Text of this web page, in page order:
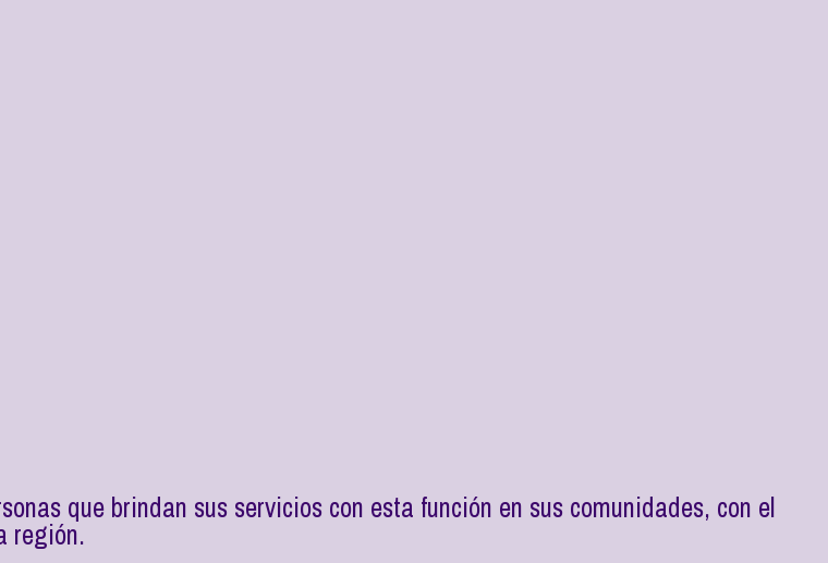
que brindan sus servicios con esta función en sus comunidades, con el
región.